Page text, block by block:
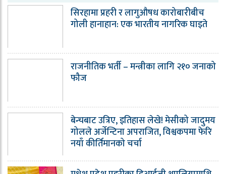
सिरहामा प्रहरी र लागुऔषध कारोबारीबीच
गोली हानाहान: एक भारतीय नागरिक घाइते
राजनीतिक भर्ती – मन्त्रीका लागि २१० जनाको
फौज
बेन्चबाट उत्रिए, इतिहास लेखे! मेसीको जादुमय
गोलले अर्जेन्टिना अपराजित, विश्वकपमा फेरि
नयाँ कीर्तिमानको चर्चा